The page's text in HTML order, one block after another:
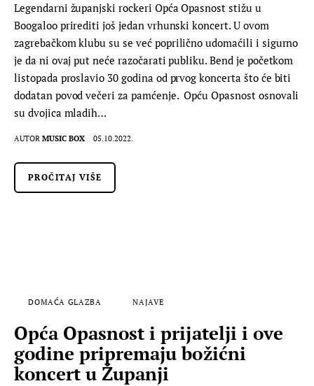
Legendarni županjski rockeri Opća Opasnost stižu u
Boogaloo prirediti još jedan vrhunski koncert. U ovom
zagrebačkom klubu su se već poprilično udomaćili i sigurno
je da ni ovaj put neće razočarati publiku. Bend je početkom
listopada proslavio 30 godina od prvog koncerta što će biti
dodatan povod večeri za pamćenje. Opću Opasnost osnovali
su dvojica mladih…
AUTOR MUSIC BOX 05.10.2022.
PROČITAJ VIŠE
DOMAĆA GLAZBA NAJAVE
Opća Opasnost i prijatelji i ove
godine pripremaju božićni
koncert u Županji